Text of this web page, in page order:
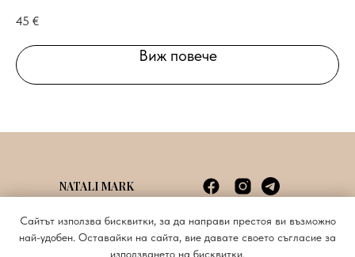
Сайтът използва бисквитки, за да направи престоя ви възможно
най-удобен. Оставайки на сайта, вие давате своето съгласие за
използването на бисквитки.
45 €
Виж повече
NATALI MARK
+359885620676
Политика за поверителност